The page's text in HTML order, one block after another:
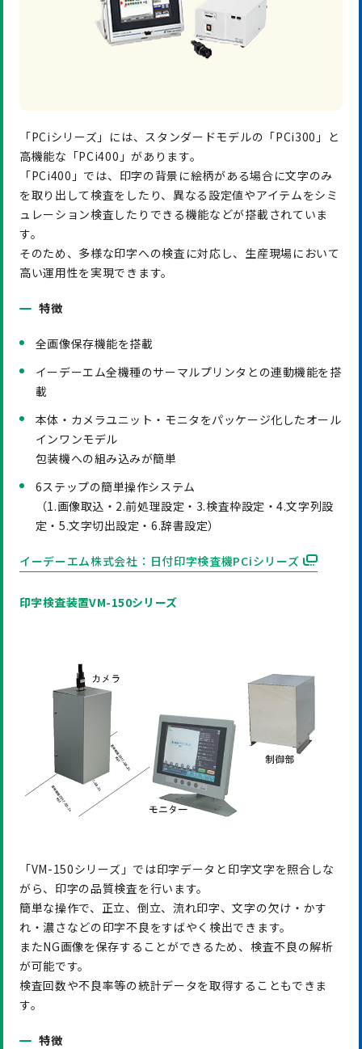
「PCiシリーズ」には、スタンダードモデルの「PCi300」と
高機能な「PCi400」があります。
「PCi400」では、印字の背景に絵柄がある場合に文字のみ
を取り出して検査をしたり、異なる設定値やアイテムをシミ
ュレーション検査したりできる機能などが搭載されていま
す。
そのため、多様な印字への検査に対応し、生産現場において
高い運用性を実現できます。
特徴
全画像保存機能を搭載
イーデーエム全機種のサーマルプリンタとの連動機能を搭
載
本体・カメラユニット・モニタをパッケージ化したオール
インワンモデル
包装機への組み込みが簡単
6ステップの簡単操作システム
（1.画像取込・2.前処理設定・3.検査枠設定・4.文字列設
定・5.文字切出設定・6.辞書設定）
イーデーエム株式会社：日付印字検査機PCiシリーズ
印字検査装置VM-150シリーズ
「VM-150シリーズ」では印字データと印字文字を照合しな
がら、印字の品質検査を行います。
簡単な操作で、正立、倒立、流れ印字、文字の欠け・かす
れ・濃さなどの印字不良をすばやく検出できます。
またNG画像を保存することができるため、検査不良の解析
が可能です。
検査回数や不良率等の統計データを取得することもできま
す。
特徴